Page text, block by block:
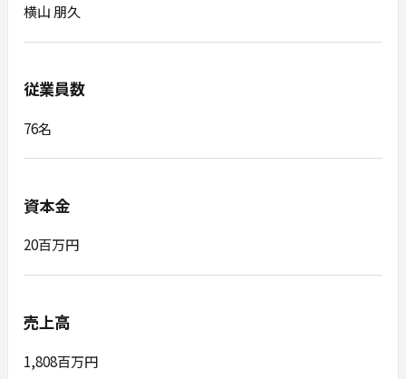
横山 朋久
従業員数
76名
資本金
20百万円
売上高
1,808百万円